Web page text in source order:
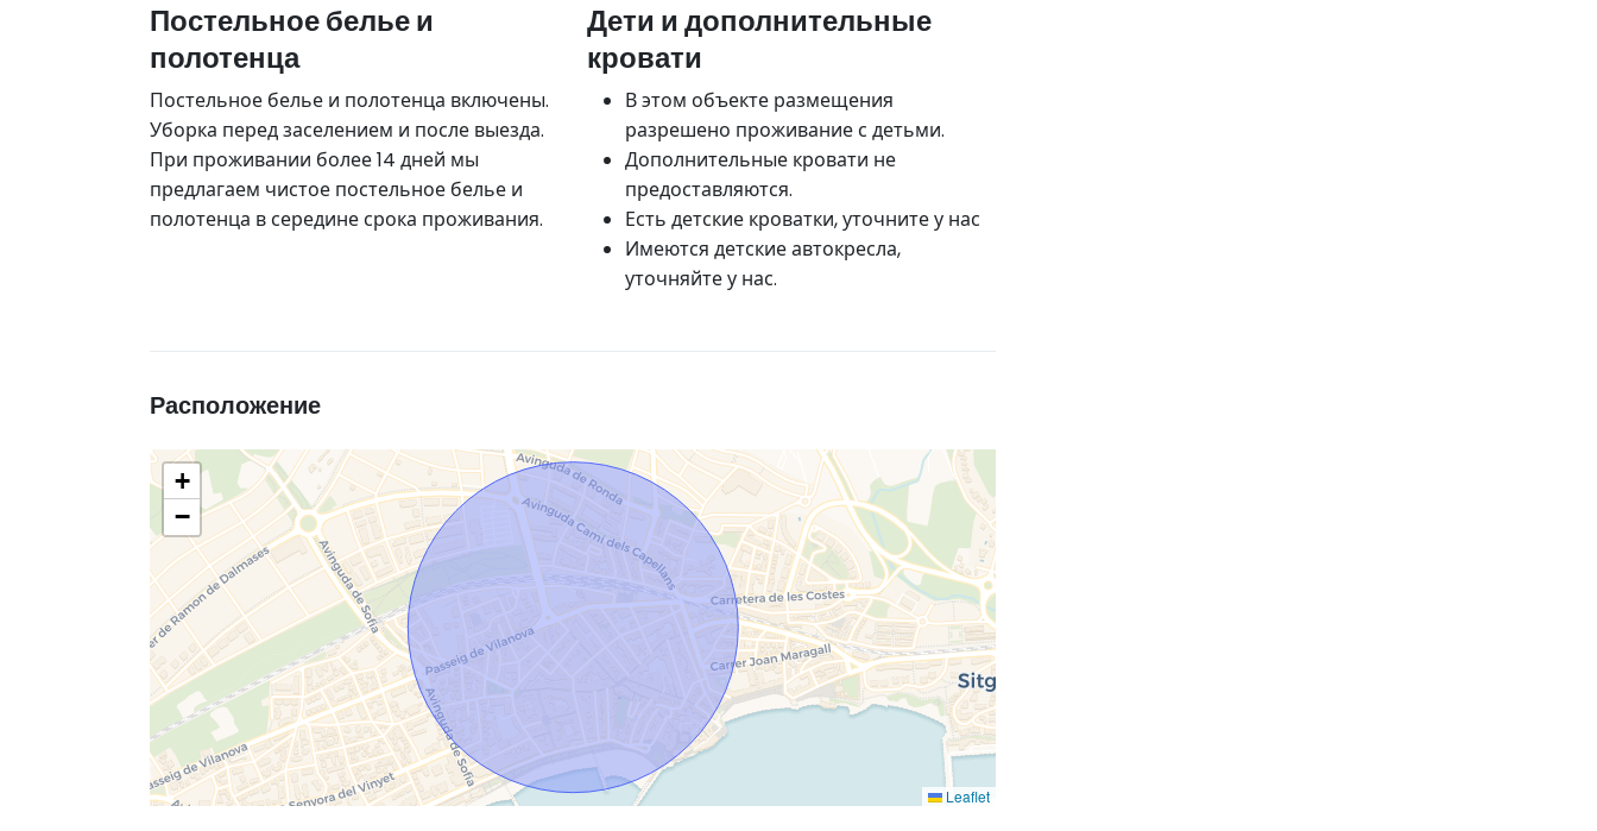
Постельное белье и
полотенца
Постельное белье и полотенца включены.
Уборка перед заселением и после выезда.
При проживании более 14 дней мы
предлагаем чистое постельное белье и
полотенца в середине срока проживания.
Дети и дополнительные
кровати
В этом объекте размещения
разрешено проживание с детьми.
Дополнительные кровати не
предоставляются.
Есть детские кроватки, уточните у нас
Имеются детские автокресла,
уточняйте у нас.
Расположение
+
−
Leaflet